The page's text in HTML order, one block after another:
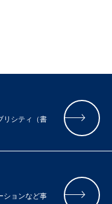
リシティ（書
ションなど事